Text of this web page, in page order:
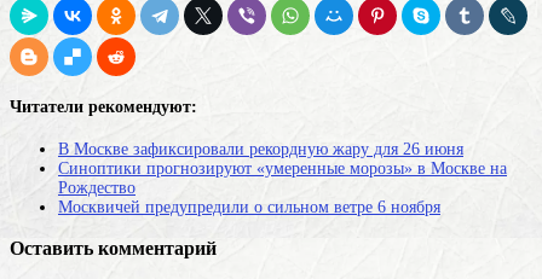
Читатели рекомендуют:
В Москве зафиксировали рекордную жару для 26 июня
Синоптики прогнозируют «умеренные морозы» в Москве на
Рождество
Москвичей предупредили о сильном ветре 6 ноября
Оставить комментарий